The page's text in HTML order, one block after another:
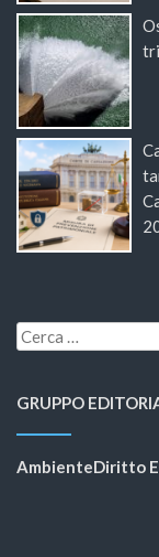
GRUPPO
AmbienteDiritto